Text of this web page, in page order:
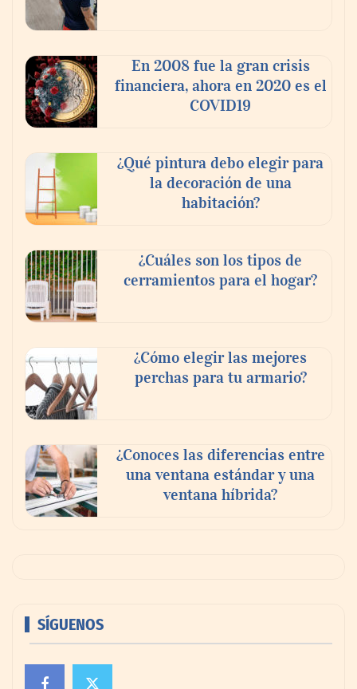
PayPal y Ticketmaster México simplifican
la compra de boletos con una experiencia
de pago rápida y segura
MBF Construcciones refuerza su presencia
digital con una nueva web de reformas en
Madrid
En 2008 fue la gran crisis
financiera, ahora en 2020 es el
COVID19
¿Qué pintura debo elegir para
la decoración de una
habitación?
¿Cuáles son los tipos de
cerramientos para el hogar?
¿Cómo elegir las mejores
perchas para tu armario?
¿Conoces las diferencias entre
una ventana estándar y una
ventana híbrida?
SÍGUENOS